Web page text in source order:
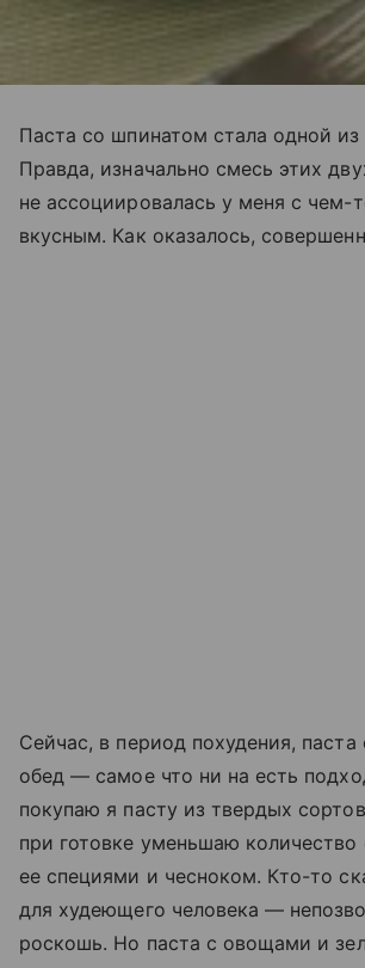
Паста со шпинатом стала одной
Правда, изначально смесь этих
не ассоциировалась у меня с чем-
вкусным. Как оказалось,
Сейчас, в период похудения,
обед — самое что ни на есть
покупаю я пасту из твердых
при готовке уменьшаю количество
ее специями и чесноком. Кто-то
для худеющего человека —
роскошь. Но паста с овощами и